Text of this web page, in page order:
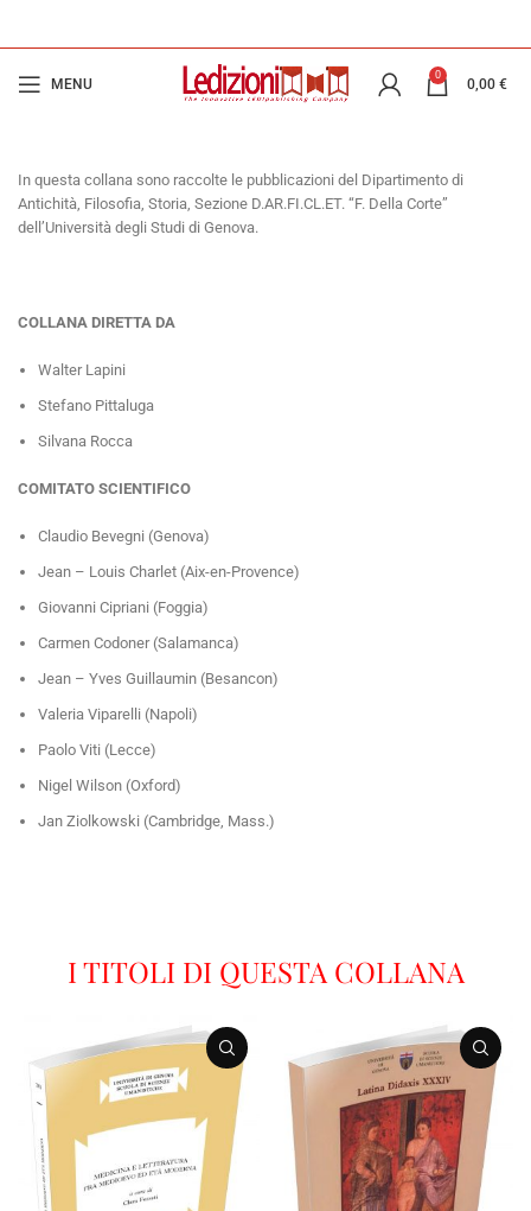
MENU
0
0,00 €
In questa collana sono raccolte le pubblicazioni del Dipartimento di
Antichità, Filosofia, Storia, Sezione D.AR.FI.CL.ET. “F. Della Corte”
dell’Università degli Studi di Genova.
COLLANA DIRETTA DA
Walter Lapini
Stefano Pittaluga
Silvana Rocca
COMITATO SCIENTIFICO
Claudio Bevegni (Genova)
Jean – Louis Charlet (Aix-en-Provence)
Giovanni Cipriani (Foggia)
Carmen Codoner (Salamanca)
Jean – Yves Guillaumin (Besancon)
Valeria Viparelli (Napoli)
Paolo Viti (Lecce)
Nigel Wilson (Oxford)
Jan Ziolkowski (Cambridge, Mass.)
I TITOLI DI QUESTA COLLANA